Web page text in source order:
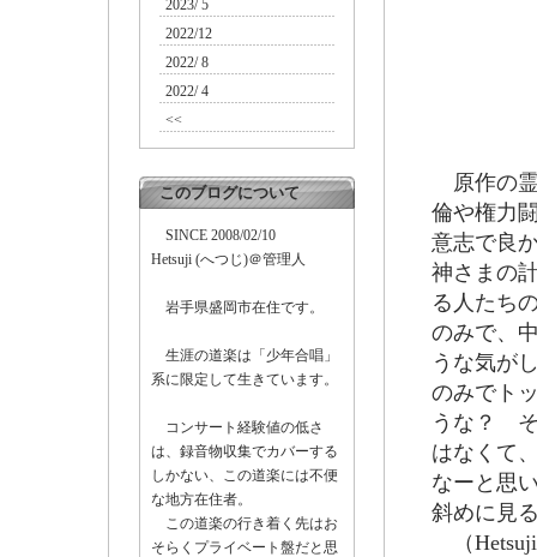
2023/ 5
2022/12
2022/ 8
2022/ 4
<<
このブログについて
SINCE 2008/02/10
Hetsuji (へつじ)＠管理人
岩手県盛岡市在住です。
生涯の道楽は「少年合唱」
系に限定して生きています。
コンサート経験値の低さ
は、録音物収集でカバーする
しかない、この道楽には不便
な地方在住者。
この道楽の行き着く先はお
そらくプライベート盤だと思
原作の
倫や権力
意志で良
神さまの
る人たち
のみで、
うな気が
のみでト
うな？ そ
はなくて
なーと思
斜めに見
（